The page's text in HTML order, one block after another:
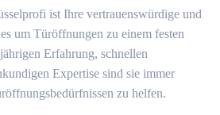
ist Ihre vertrauenswürdige und
um Türöffnungen zu einem festen
Erfahrung, schnellen
Expertise sind sie immer
zu helfen.​